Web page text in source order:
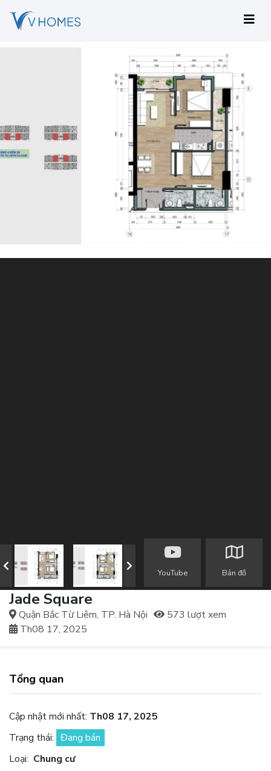
YouTube Bản đồ
Jade Square
Quận Bắc Từ Liêm, TP. Hà Nội
573 lượt xem
Th08 17, 2025
Tổng quan
Cập nhật mới nhất: Th08 17, 2025
Trạng thái: Đang bán
Loại: Chung cư